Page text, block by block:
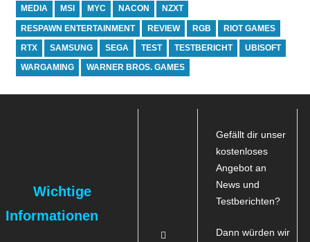
MEDIA MSI MYC NACON NZXT
RESPAWN ENTERTAINMENT REVIEW RGB RIOT GAMES
RTX SAMSUNG SEGA TEST TESTBERICHT UBISOFT
WARGAMING WARNER BROS. GAMES
Wichtige
Informationen
Gefällt dir unser
kostenloses
Angebot an
News und
Testberichten?
Dann würden wir